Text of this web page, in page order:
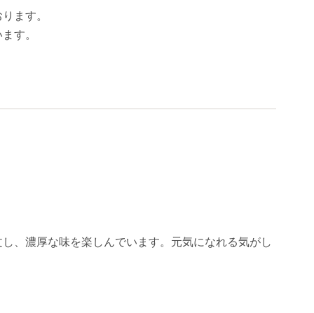
ます。
す。
、濃厚な味を楽しんでいます。元気になれる気がし